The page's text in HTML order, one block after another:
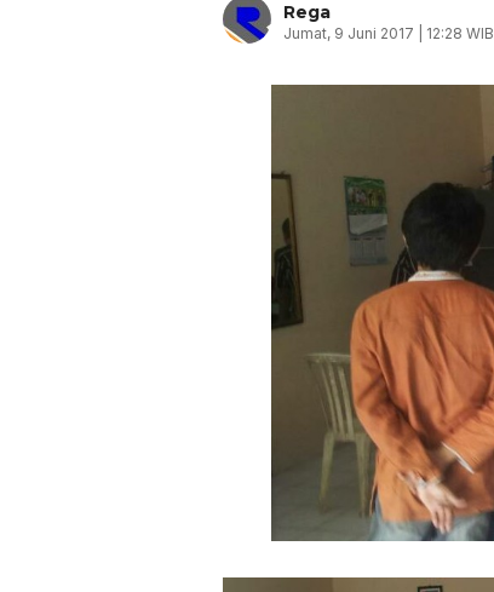
Rega
Jumat, 9 Juni 2017 | 12:28 WIB